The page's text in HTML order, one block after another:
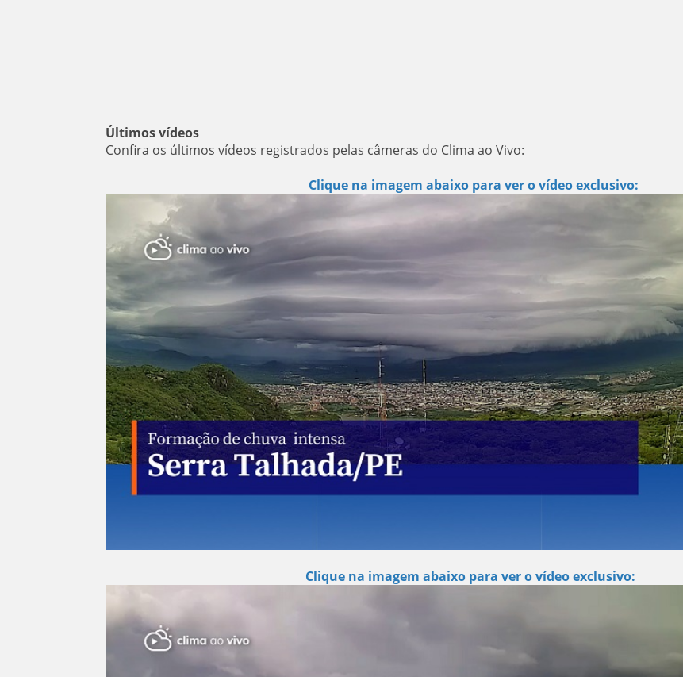
Últimos vídeos
Confira os últimos vídeos registrados pelas câmeras do Clima ao Vivo:
Clique na imagem abaixo para ver o vídeo exclusivo:
Clique na imagem abaixo para ver o vídeo exclusivo: